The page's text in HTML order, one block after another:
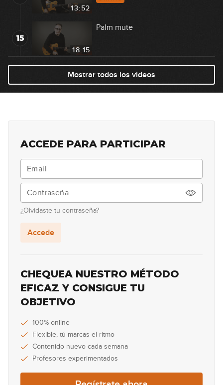
13:52
15
18:15
Palm mute
19:10
Ejemplos reales con power
17
chords (semicorcheas)
19
Acordes con cejilla mayores
desde la sexta cuerda
21
13:30
Acordes B y Bm
22
12:06
quinta cuerda
23
Ejemplos reales con acordes con
cejilla (corcheas)
Mostrar todos los videos
ACCEDE PARA PARTICIPAR
¿Olvidaste tu contraseña?
Accede
CHEQUEA NUESTRO MÉTODO
EFICAZ Y CONSIGUE TU
OBJETIVO
100% online
Flexible, tú marcas el ritmo
Contenido nuevo cada semana
Profesores experimentados